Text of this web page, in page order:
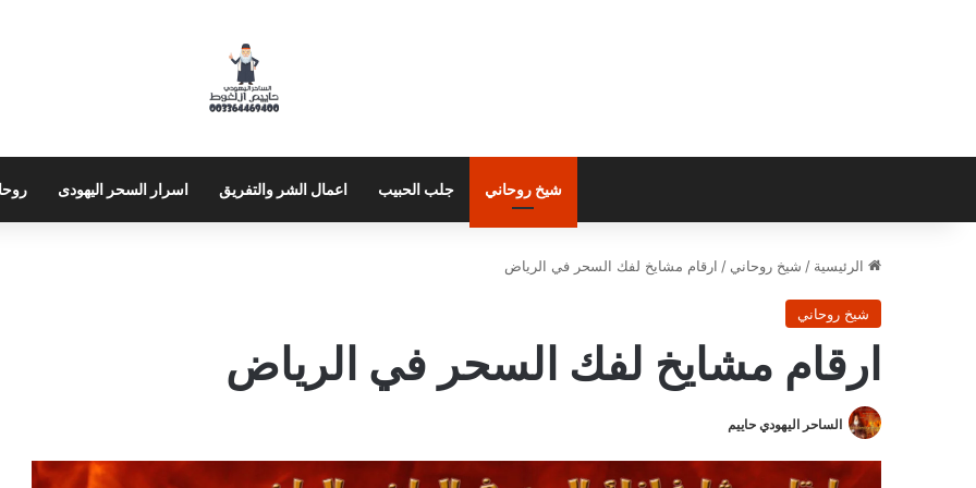
شيخ روحاني جلب الحبيب اعمال الشر والتفريق اسرار السحر اليهودى
الرئيسية / شيخ روحاني / ارقام مشايخ لفك السحر في الرياض
شيخ روحاني
ارقام مشايخ لفك السحر في الرياض
الساحر اليهودي حاييم